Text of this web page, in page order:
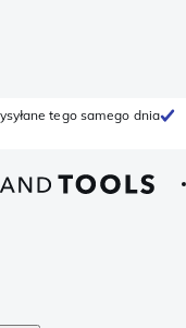
tego samego dnia